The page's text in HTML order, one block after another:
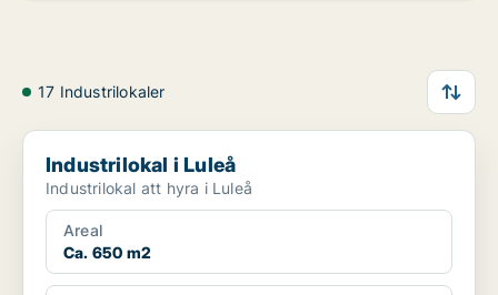
17 Industrilokaler
Industrilokal i Luleå
Industrilokal i Luleå
Industrilokal att hyra i Luleå
Areal
Ca. 650 m2